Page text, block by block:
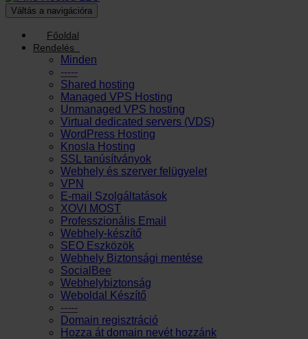
Váltás a navigációra
Főoldal
Rendelés
Minden
-----
Shared hosting
Managed VPS Hosting
Unmanaged VPS hosting
Virtual dedicated servers (VDS)
WordPress Hosting
Knosla Hosting
SSL tanúsítványok
Webhely és szerver felügyelet
VPN
E-mail Szolgáltatások
XOVI MOST
Professzionális Email
Webhely-készítő
SEO Eszközök
Webhely Biztonsági mentése
SocialBee
Webhelybiztonság
Weboldal Készítő
-----
Domain regisztráció
Hozza át domain nevét hozzánk